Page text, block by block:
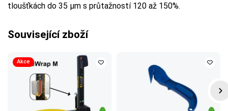
tloušťkách do 35 µm s průtažností 120 až 150%.
Související zboží
Akce